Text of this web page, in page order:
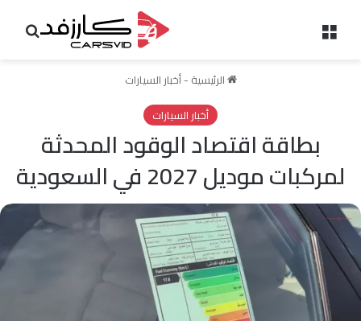
الرئيسية -أخبار السيارات
أخبار السيارات
بطاقة اقتصاد الوقود المحدثة
لمركبات موديل 2027 في السعودية